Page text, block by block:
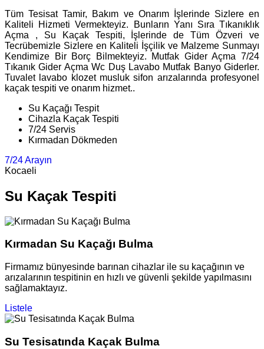
Tüm Tesisat Tamir, Bakım ve Onarım İşlerinde Sizlere en
Kaliteli Hizmeti Vermekteyiz. Bunların Yanı Sıra Tıkanıklık
Açma , Su Kaçak Tespiti, İşlerinde de Tüm Özveri ve
Tecrübemizle Sizlere en Kaliteli İşçilik ve Malzeme Sunmayı
Kendimize Bir Borç Bilmekteyiz. Mutfak Gider Açma 7/24
Tıkanık Gider Açma Wc Duş Lavabo Mutfak Banyo Giderler.
Tuvalet lavabo klozet musluk sifon arızalarında profesyonel
kaçak tespiti ve onarım hizmet..
Su Kaçağı Tespit
Cihazla Kaçak Tespiti
7/24 Servis
Kırmadan Dökmeden
7/24 Arayın
Kocaeli
Su Kaçak Tespiti
Kırmadan Su Kaçağı Bulma
Firmamız bünyesinde barınan cihazlar ile su kaçağının ve
arızalarının tespitinin en hızlı ve güvenli şekilde yapılmasını
sağlamaktayız.
Listele
Su Tesisatında Kaçak Bulma